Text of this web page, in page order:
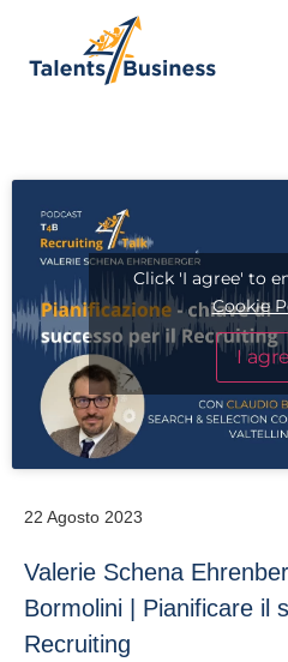
Click 'I agree' to
Cookie
I
22 Agosto 2023
Valerie Schena
Bormolini | Pianificare il
Recruiting